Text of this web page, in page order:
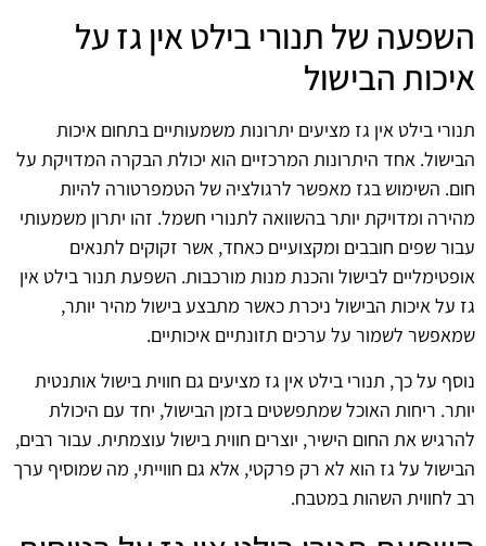
השפעה של תנורי בילט אין גז על
איכות הבישול
תנורי בילט אין גז מציעים יתרונות משמעותיים בתחום איכות
הבישול. אחד היתרונות המרכזיים הוא יכולת הבקרה המדויקת על
חום. השימוש בגז מאפשר לרגולציה של הטמפרטורה להיות
מהירה ומדויקת יותר בהשוואה לתנורי חשמל. זהו יתרון משמעותי
עבור שפים חובבים ומקצועיים כאחד, אשר זקוקים לתנאים
אופטימליים לבישול והכנת מנות מורכבות. השפעת תנור בילט אין
גז על איכות הבישול ניכרת כאשר מתבצע בישול מהיר יותר,
שמאפשר לשמור על ערכים תזונתיים איכותיים.
נוסף על כך, תנורי בילט אין גז מציעים גם חווית בישול אותנטית
יותר. ריחות האוכל שמתפשטים בזמן הבישול, יחד עם היכולת
להרגיש את החום הישיר, יוצרים חווית בישול עוצמתית. עבור רבים,
הבישול על גז הוא לא רק פרקטי, אלא גם חווייתי, מה שמוסיף ערך
רב לחווית השהות במטבח.